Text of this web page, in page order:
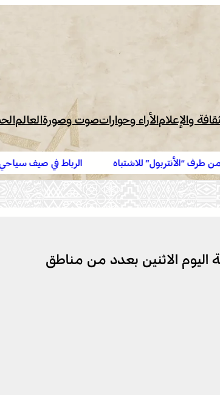
والإعلامالأراء وحواراتصوت وصورةالعالم
للاشتباه
الرباط في صيف سياحي استثنائي ..
اليوم الاثنين بعدد من مناطق